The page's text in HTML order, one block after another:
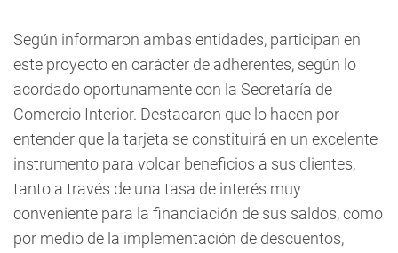
Según informaron ambas entidades, participan en
este proyecto en carácter de adherentes, según lo
acordado oportunamente con la Secretaría de
Comercio Interior. Destacaron que lo hacen por
entender que la tarjeta se constituirá en un excelente
instrumento para volcar beneficios a sus clientes,
tanto a través de una tasa de interés muy
conveniente para la financiación de sus saldos, como
por medio de la implementación de descuentos,